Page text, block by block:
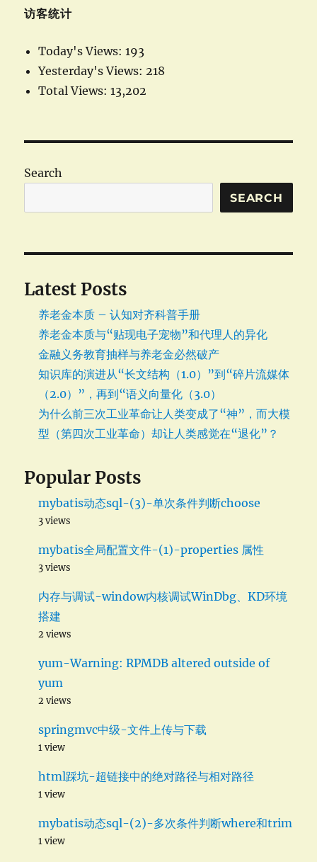
访客统计
Today's Views:193
Yesterday's Views:218
Total Views:13,202
Search
SEARCH
Latest Posts
养老金本质 – 认知对齐科普手册
养老金本质与“贴现电子宠物”和代理人的异化
金融义务教育抽样与养老金必然破产
知识库的演进从“长文结构（1.0）”到“碎片流媒体
（2.0）”，再到“语义向量化（3.0）
为什么前三次工业革命让人类变成了“神”，而大模
型（第四次工业革命）却让人类感觉在“退化”？
Popular Posts
mybatis动态sql-(3)-单次条件判断choose
3 views
mybatis全局配置文件-(1)-properties 属性
3 views
内存与调试-window内核调试WinDbg、KD环境
搭建
2 views
yum-Warning: RPMDB altered outside of
yum
2 views
springmvc中级-文件上传与下载
1 view
html踩坑-超链接中的绝对路径与相对路径
1 view
mybatis动态sql-(2)-多次条件判断where和trim
1 view